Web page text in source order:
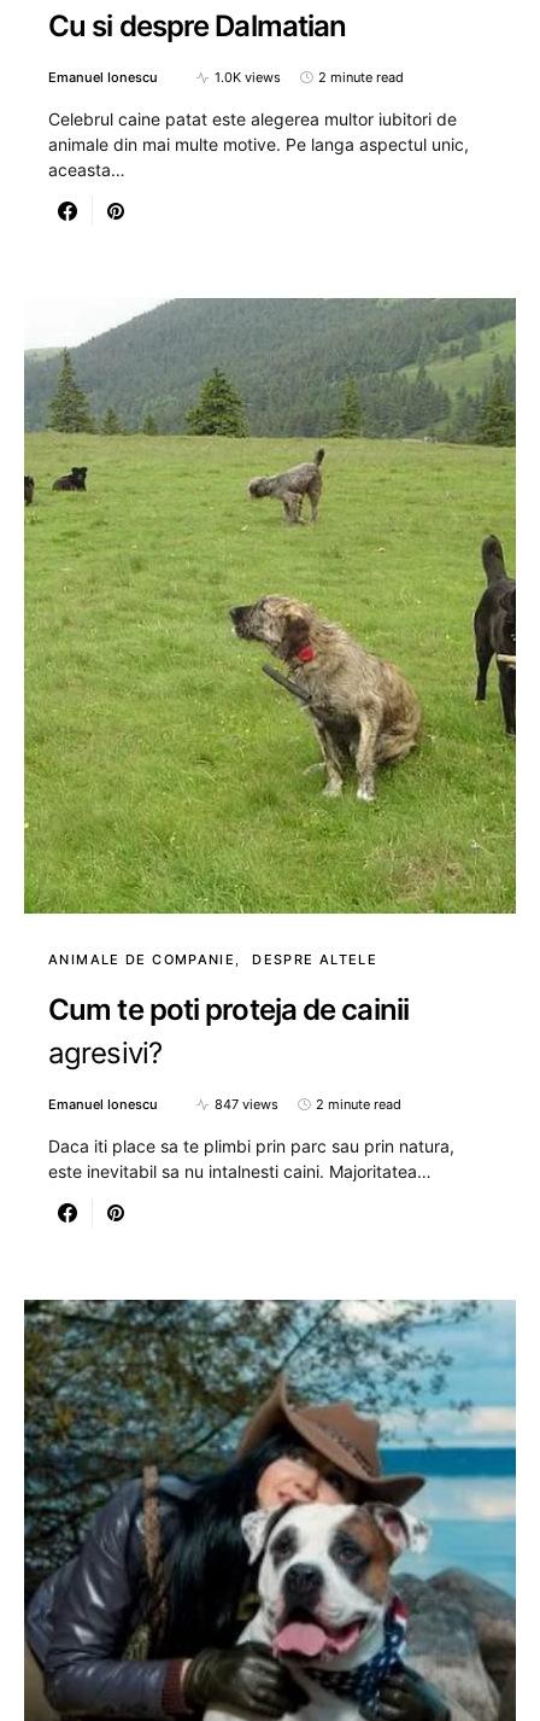
Cu si despre Dalmatian
Emanuel Ionescu 1.0K views 2 minute read
Celebrul caine patat este alegerea multor iubitori de
animale din mai multe motive. Pe langa aspectul unic,
aceasta…
ANIMALE DE COMPANIE DESPRE ALTELE
Cum te poti proteja de cainii
agresivi?
Emanuel Ionescu 847 views 2 minute read
Daca iti place sa te plimbi prin parc sau prin natura,
este inevitabil sa nu intalnesti caini. Majoritatea…